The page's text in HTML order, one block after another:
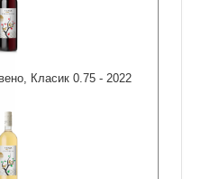
Класик 0.75 - 2022